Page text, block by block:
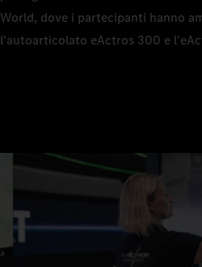
World, dove i partecipanti hanno
l'autoarticolato eActros 300 e